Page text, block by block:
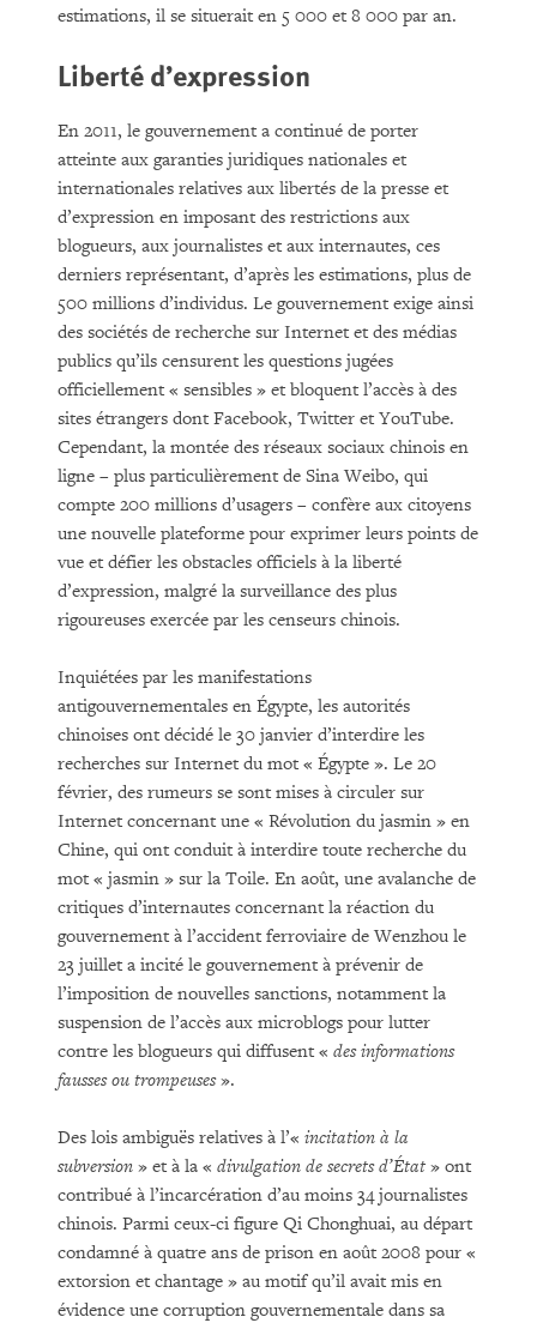
estimations, il se situerait en 5 000 et 8 000 par an.
Liberté d’expression
En 2011, le gouvernement a continué de porter
atteinte aux garanties juridiques nationales et
internationales relatives aux libertés de la presse et
d’expression en imposant des restrictions aux
blogueurs, aux journalistes et aux internautes, ces
derniers représentant, d’après les estimations, plus de
500 millions d’individus. Le gouvernement exige ainsi
des sociétés de recherche sur Internet et des médias
publics qu’ils censurent les questions jugées
officiellement « sensibles » et bloquent l’accès à des
sites étrangers dont Facebook, Twitter et YouTube.
Cependant, la montée des réseaux sociaux chinois en
ligne – plus particulièrement de Sina Weibo, qui
compte 200 millions d’usagers – confère aux citoyens
une nouvelle plateforme pour exprimer leurs points de
vue et défier les obstacles officiels à la liberté
d’expression, malgré la surveillance des plus
rigoureuses exercée par les censeurs chinois.
Inquiétées par les manifestations
antigouvernementales en Égypte, les autorités
chinoises ont décidé le 30 janvier d’interdire les
recherches sur Internet du mot « Égypte ». Le 20
février, des rumeurs se sont mises à circuler sur
Internet concernant une « Révolution du jasmin » en
Chine, qui ont conduit à interdire toute recherche du
mot « jasmin » sur la Toile. En août, une avalanche de
critiques d’internautes concernant la réaction du
gouvernement à l’accident ferroviaire de Wenzhou le
23 juillet a incité le gouvernement à prévenir de
l’imposition de nouvelles sanctions, notamment la
suspension de l’accès aux microblogs pour lutter
contre les blogueurs qui diffusent « des informations
fausses ou trompeuses».
Des lois ambiguës relatives à l’« incitation à la
subversion » et à la « divulgation de secrets d’État » ont
contribué à l’incarcération d’au moins 34 journalistes
chinois. Parmi ceux-ci figure Qi Chonghuai, au départ
condamné à quatre ans de prison en août 2008 pour «
extorsion et chantage » au motif qu’il avait mis en
évidence une corruption gouvernementale dans sa